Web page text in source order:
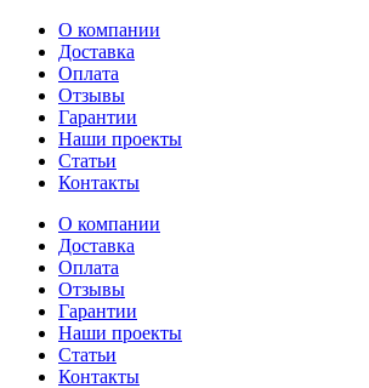
Перейти
содержимому
О компании
Доставка
Оплата
Отзывы
Гарантии
Наши проекты
Статьи
Контакты
О компании
Доставка
Оплата
Отзывы
Гарантии
Наши проекты
Статьи
Контакты